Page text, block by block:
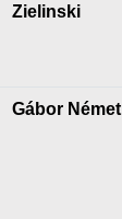
Zielinski
Gábor Német